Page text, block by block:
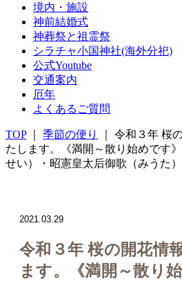
境内・施設
神前結婚式
神葬祭と祖霊祭
シラチャ小国神社(海外分祀)
公式Youtube
交通案内
厄年
よくあるご質問
TOP｜ 季節の便り
｜ 令和３年 桜
たします。《満開～散り始めです
せい）・昭憲皇太后御歌（みうた
2021.03.29
令和３年 桜の開花情
ます。《満開～散り